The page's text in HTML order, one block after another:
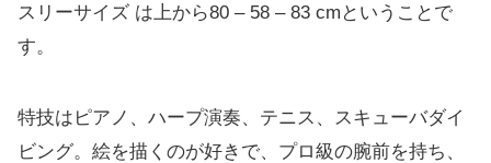
スリーサイズ は上から80 – 58 – 83 cmということで
す。
特技はピアノ、ハープ演奏、テニス、スキューバダイ
ビング。絵を描くのが好きで、プロ級の腕前を持ち、